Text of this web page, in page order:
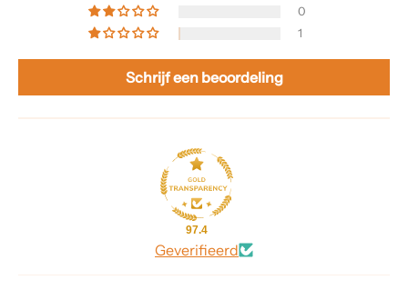
0
1
Schrijf een beoordeling
97.4
Geverifieerd